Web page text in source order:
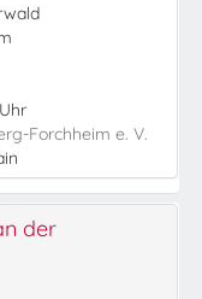
Forchheim e. V.
der